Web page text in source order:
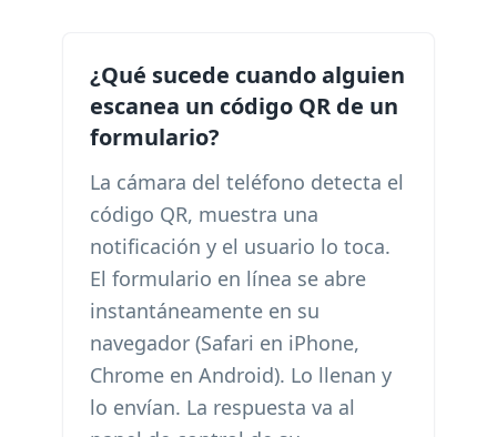
¿Qué sucede cuando alguien
escanea un código QR de un
formulario?
La cámara del teléfono detecta el
código QR, muestra una
notificación y el usuario lo toca.
El formulario en línea se abre
instantáneamente en su
navegador (Safari en iPhone,
Chrome en Android). Lo llenan y
lo envían. La respuesta va al